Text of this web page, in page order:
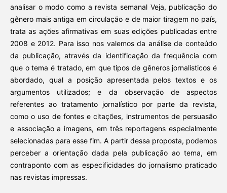
analisar o modo como a revista semanal Veja, publicação do
gênero mais antiga em circulação e de maior tiragem no país,
trata as ações afirmativas em suas edições publicadas entre
2008 e 2012. Para isso nos valemos da análise de conteúdo
da publicação, através da identificação da frequência com
que o tema é tratado, em que tipos de gêneros jornalísticos é
abordado, qual a posição apresentada pelos textos e os
argumentos utilizados; e da observação de aspectos
referentes ao tratamento jornalístico por parte da revista,
como o uso de fontes e citações, instrumentos de persuasão
e associação a imagens, em três reportagens especialmente
selecionadas para esse fim. A partir dessa proposta, podemos
perceber a orientação dada pela publicação ao tema, em
contraponto com as especificidades do jornalismo praticado
nas revistas impressas.